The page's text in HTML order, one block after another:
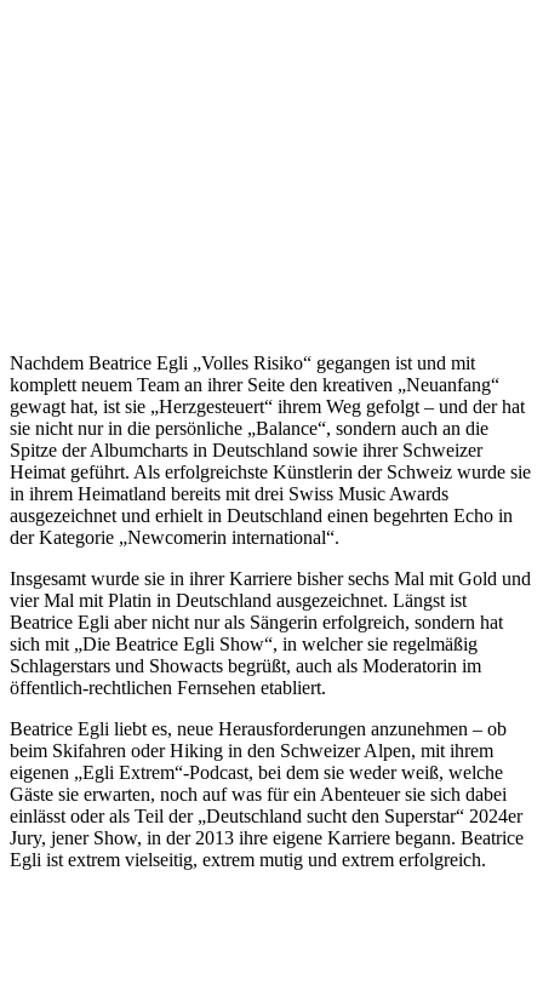
Nachdem Beatrice Egli „Volles Risiko“ gegangen ist und mit
komplett neuem Team an ihrer Seite den kreativen „Neuanfang“
gewagt hat, ist sie „Herzgesteuert“ ihrem Weg gefolgt – und der hat
sie nicht nur in die persönliche „Balance“, sondern auch an die
Spitze der Albumcharts in Deutschland sowie ihrer Schweizer
Heimat geführt. Als erfolgreichste Künstlerin der Schweiz wurde sie
in ihrem Heimatland bereits mit drei Swiss Music Awards
ausgezeichnet und erhielt in Deutschland einen begehrten Echo in
der Kategorie „Newcomerin international“.
Insgesamt wurde sie in ihrer Karriere bisher sechs Mal mit Gold und
vier Mal mit Platin in Deutschland ausgezeichnet. Längst ist
Beatrice Egli aber nicht nur als Sängerin erfolgreich, sondern hat
sich mit „Die Beatrice Egli Show“, in welcher sie regelmäßig
Schlagerstars und Showacts begrüßt, auch als Moderatorin im
öffentlich-rechtlichen Fernsehen etabliert.
Beatrice Egli liebt es, neue Herausforderungen anzunehmen – ob
beim Skifahren oder Hiking in den Schweizer Alpen, mit ihrem
eigenen „Egli Extrem“-Podcast, bei dem sie weder weiß, welche
Gäste sie erwarten, noch auf was für ein Abenteuer sie sich dabei
einlässt oder als Teil der „Deutschland sucht den Superstar“ 2024er
Jury, jener Show, in der 2013 ihre eigene Karriere begann. Beatrice
Egli ist extrem vielseitig, extrem mutig und extrem erfolgreich.